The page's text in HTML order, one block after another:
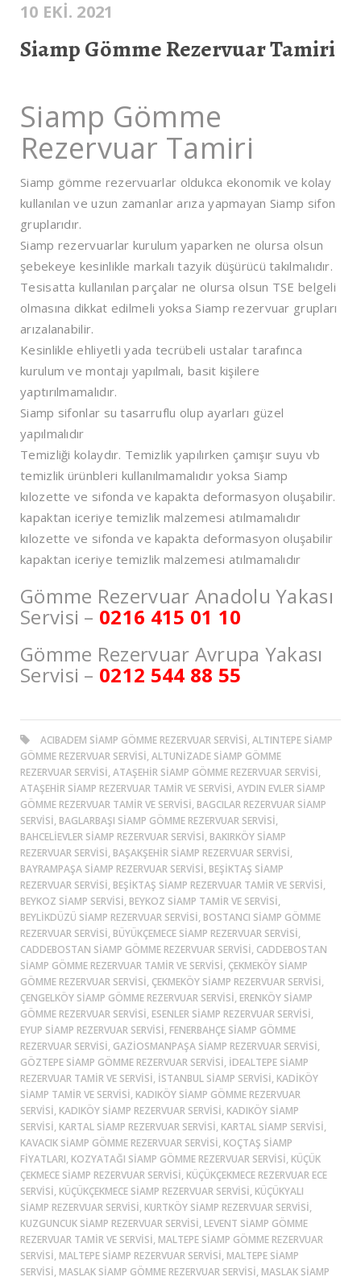
10 EKI. 2021
Siamp Gömme Rezervuar Tamiri
Siamp Gömme
Rezervuar Tamiri
Siamp gömme rezervuarlar oldukca ekonomik ve kolay
kullanılan ve uzun zamanlar arıza yapmayan Siamp sifon
gruplarıdır.
Siamp rezervuarlar kurulum yaparken ne olursa olsun
şebekeye kesinlikle markalı tazyik düşürücü takılmalıdır.
Tesisatta kullanılan parçalar ne olursa olsun TSE belgeli
olmasına dikkat edilmeli yoksa Siamp rezervuar grupları
arızalanabilir.
Kesinlikle ehliyetli yada tecrübeli ustalar tarafınca
kurulum ve montajı yapılmalı, basit kişilere
yaptırılmamalıdır.
Siamp sifonlar su tasarruflu olup ayarları güzel
yapılmalıdır
Temizliği kolaydır. Temizlik yapılırken çamışır suyu vb
temizlik ürünbleri kullanılmamalıdır yoksa Siamp
kılozette ve sifonda ve kapakta deformasyon oluşabilir.
kapaktan iceriye temizlik malzemesi atılmamalıdır
kılozette ve sifonda ve kapakta deformasyon oluşabilir
kapaktan iceriye temizlik malzemesi atılmamalıdır
Gömme Rezervuar Anadolu Yakası
Servisi – 0216 415 01 10
Gömme Rezervuar Avrupa Yakası
Servisi – 0212 544 88 55
ACIBADEM SIAMP GÖMME REZERVUAR SERVISI, ALTINTEPE SIAMP
GÖMME REZERVUAR SERVISI, ALTUNİZADE SIAMP GÖMME
REZERVUAR SERVISI, ATAŞEHIR SIAMP GÖMME REZERVUAR SERVISI,
ATAŞEHIR SIAMP REZERVUAR TAMIR VE SERVISI, AYDIN EVLER SIAMP
GÖMME REZERVUAR TAMIR VE SERVISI, BAGCILAR REZERVUAR SIAMP
SERVISI, BAGLARBAŞI SIAMP GÖMME REZERVUAR SERVISI,
BAHCELIEVLER SIAMP REZERVUAR SERVISI, BAKIRKÖY SIAMP
REZERVUAR SERVISI, BAŞAKŞEHIR SIAMP REZERVUAR SERVISI,
BAYRAMPAŞA SIAMP REZERVUAR SERVISI, BEŞİKTAŞ SIAMP
REZERVUAR SERVISI, BEŞİKTAŞ SIAMP REZERVUAR TAMIR VE SERVISI,
BEYKOZ SIAMP SERVISI, BEYKOZ SIAMP TAMIR VE SERVISI,
BEYLIKDÜZÜ SIAMP REZERVUAR SERVISI, BOSTANCI SIAMP GÖMME
REZERVUAR SERVISI, BÜYÜKÇEMECE SIAMP REZERVUAR SERVISI,
CADDEBOSTAN SIAMP GÖMME REZERVUAR SERVISI, CADDEBOSTAN
SIAMP GÖMME REZERVUAR TAMIR VE SERVISI, ÇEKMEKÖY SIAMP
GÖMME REZERVUAR SERVISI, ÇEKMEKÖY SIAMP REZERVUAR SERVISI,
ÇENGELKÖY SIAMP GÖMME REZERVUAR SERVISI, ERENKÖY SIAMP
GÖMME REZERVUAR SERVISI, ESENLER SIAMP REZERVUAR SERVISI,
EYUP SIAMP REZERVUAR SERVISI, FENERBAHÇE SIAMP GÖMME
REZERVUAR SERVISI, GAZIOSMANPAŞA SIAMP REZERVUAR SERVISI,
GÖZTEPE SIAMP GÖMME REZERVUAR SERVISI, İDEALTEPE SIAMP
REZERVUAR TAMIR VE SERVISI, ISTANBUL SIAMP SERVISI, KADİKÖY
SIAMP TAMIR VE SERVISI, KADIKÖY SIAMP GÖMME REZERVUAR
SERVISI, KADIKÖY SIAMP REZERVUAR SERVISI, KADIKÖY SIAMP
SERVISI, KARTAL SIAMP REZERVUAR SERVISI, KARTAL SIAMP SERVISI,
KAVACIK SIAMP GÖMME REZERVUAR SERVISI, KOÇTAŞ SIAMP
FIYATLARI, KOZYATAĞI SIAMP GÖMME REZERVUAR SERVISI, KÜÇÜK
ÇEKMECE SIAMP REZERVUAR SERVISI, KÜÇÜKÇEKMECE REZERVUAR ECE
SERVISI, KÜÇÜKÇEKMECE SIAMP REZERVUAR SERVISI, KÜÇÜKYALI
SIAMP REZERVUAR SERVISI, KURTKÖY SIAMP REZERVUAR SERVISI,
KUZGUNCUK SIAMP REZERVUAR SERVISI, LEVENT SIAMP GÖMME
REZERVUAR TAMIR VE SERVISI, MALTEPE SIAMP GÖMME REZERVUAR
SERVISI, MALTEPE SIAMP REZERVUAR SERVISI, MALTEPE SIAMP
SERVISI, MASLAK SIAMP GÖMME REZERVUAR SERVISI, MASLAK SIAMP